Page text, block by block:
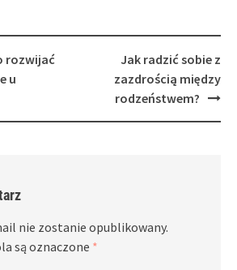
rozwijać
u
Jak radzić sobie z
zazdrością między
rodzeństwem?
nie zostanie opublikowany.
są oznaczone *